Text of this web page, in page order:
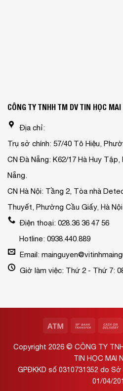
CÔNG TY TNHH TM DV TIN HỌC MAI
Địa chỉ:
Trụ sở chính: 57/40 Tô Hiệu,
CN Đà Nẵng: K62/17 Hà Huy
Nẵng.
CN Hà Nội: Tầng 2, Tòa nhà
Thuyết, Phường Cầu Giấy, Hà
Điện thoại: 028.36 36 47 56
Hotline: 0938.440.889
Email:
Giờ làm việc: Thứ 2 - Thứ 7:
Copyright 2026 © CÔNG TY
TIN HỌC MAI
GPĐKKD số 0310731352 do
01/04/